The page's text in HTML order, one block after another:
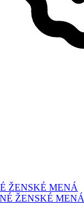
ŽENSKÉ MENÁ
ŽENSKÉ MENÁ